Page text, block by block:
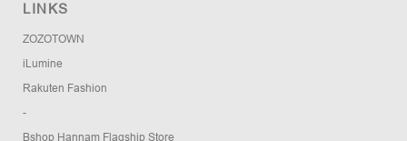
LINKS
ZOZOTOWN
iLumine
Rakuten Fashion
-
Bshop Hannam Flagship Store